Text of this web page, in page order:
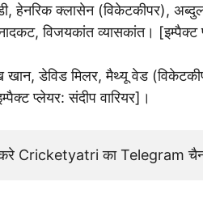
हेनरिक क्लासेन (विकेटकीपर),
विजयकांत व्यासकांत। [इम्पैक्ट
डेविड मिलर, मैथ्यू वेड
प्लेयर: संदीप वारियर]।
करे Cricketyatri का Telegram